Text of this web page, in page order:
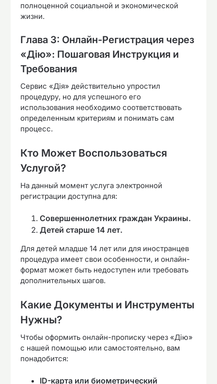
полноценной социальной и экономической
жизни.
Глава 3: Онлайн-Регистрация через
«Дію»: Пошаговая Инструкция и
Требования
Сервис «Дія» действительно упростил
процедуру, но для успешного его
использования необходимо соответствовать
определенным критериям и понимать сам
процесс.
Кто Может Воспользоваться
Услугой?
На данный момент услуга электронной
регистрации доступна для:
Совершеннолетних граждан Украины.
Детей старше 14 лет.
Для детей младше 14 лет или для иностранцев
процедура имеет свои особенности, и онлайн-
формат может быть недоступен или требовать
дополнительных шагов.
Какие Документы и Инструменты
Нужны?
Чтобы оформить онлайн-прописку через «Дію»
с нашей помощью или самостоятельно, вам
понадобится:
ID-карта или биометрический